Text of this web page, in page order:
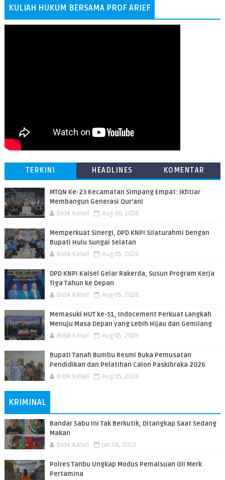
KULIAH HUKUM BERSAMA PROF ARIEF
TERKINI HEADLINES KOMENTAR
MTQN Ke-23 Kecamatan Simpang Empat: Ikhtiar
Membangun Generasi Qur’ani
Bidik Kalsel Aug 06, 2026
Memperkuat Sinergi, DPD KNPI Silaturahmi Dengan
Bupati Hulu Sungai Selatan
Bidik Kalsel Aug 05, 2026
DPD KNPI Kalsel Gelar Rakerda, Susun Program Kerja
Tiga Tahun ke Depan
Bidik Kalsel Aug 05, 2026
Memasuki HUT ke-51, Indocement Perkuat Langkah
Menuju Masa Depan yang Lebih Hijau dan Gemilang
Bidik Kalsel Aug 05, 2026
Bupati Tanah Bumbu Resmi Buka Pemusatan
Pendidikan dan Pelatihan Calon Paskibraka 2026
Bidik Kalsel Aug 05, 2026
KRIMINAL
Bandar Sabu Ini Tak Berkutik, Ditangkap Saat Sedang
Makan
Bidik Kalsel Jan 06, 2023
Polres Tanbu Ungkap Modus Pemalsuan Oli Merk
Pertamina